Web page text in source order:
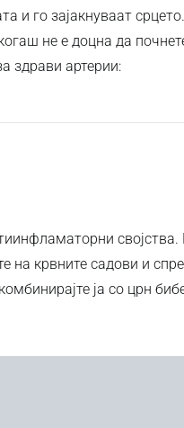
и го зајакнуваат
не е доцна да
здрави артерии:
својства.
на крвните садови и
ја со црн